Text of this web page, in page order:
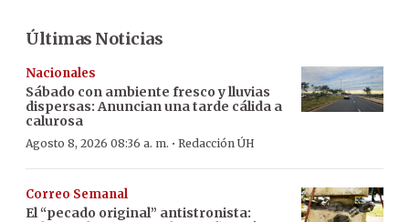
Últimas Noticias
Nacionales
Sábado con ambiente fresco y lluvias
dispersas: Anuncian una tarde cálida a
calurosa
Agosto 8, 2026 08:36 a. m. · Redacción ÚH
Correo Semanal
El “pecado original” antistronista: